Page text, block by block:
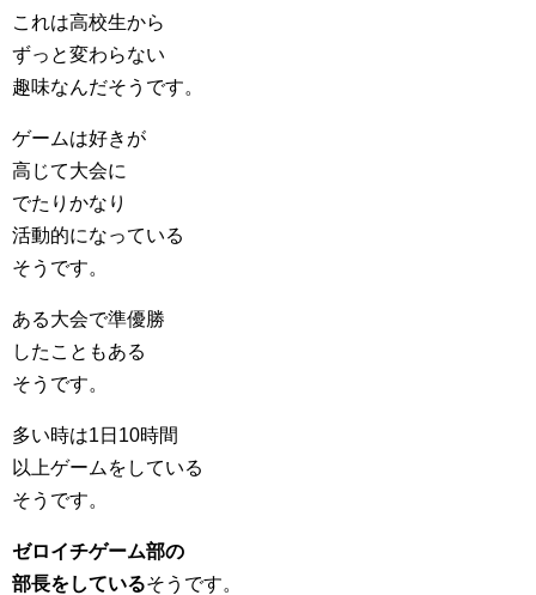
これは高校生から
ずっと変わらない
趣味なんだそうです。
ゲームは好きが
高じて大会に
でたりかなり
活動的になっている
そうです。
ある大会で準優勝
したこともある
そうです。
多い時は1日10時間
以上ゲームをしている
そうです。
ゼロイチゲーム部の
部長をしているそうです。